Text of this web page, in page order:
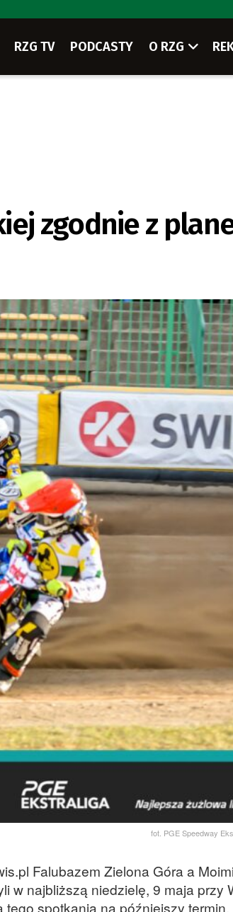
RZG TV PODCASTY O RZG
zgodnie z
fot. PGE Speedway
Falubazem Zielona Góra a
w najbliższą niedzielę, 9 maja przy
tego spotkania na późniejszy termin.